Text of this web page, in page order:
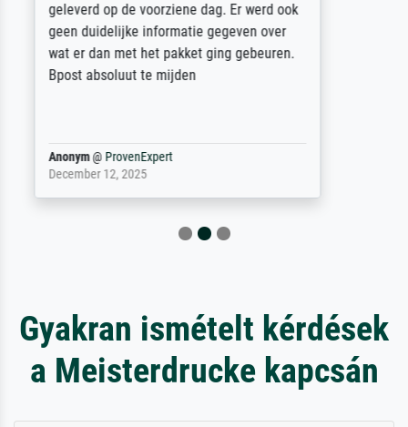
unbeschadet bei uns ankam. Es wird nicht
unser letzter Meisterdruck sein. Vielen
Dank!
Reinhold,@ProvenExpert
April 22, 2026
Gyakran ismételt kérdések
a Meisterdrucke kapcsán